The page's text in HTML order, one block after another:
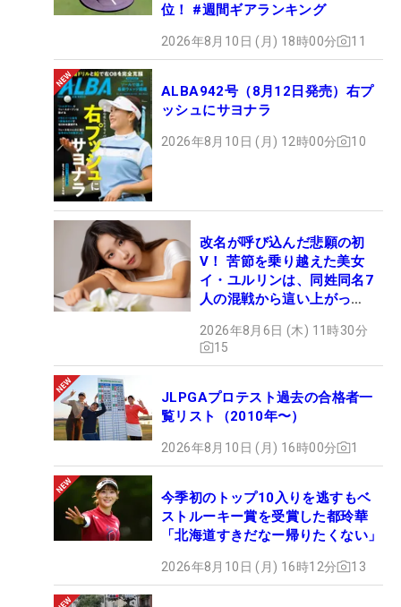
位！ #週間ギアランキング
2026年8月10日 (月) 18時00分 11
ALBA942号（8月12日発売）右プ
ッシュにサヨナラ
2026年8月10日 (月) 12時00分 10
改名が呼び込んだ悲願の初
V！ 苦節を乗り越えた美女
イ・ユルリンは、同姓同名7
人の混戦から這い上がっ
2026年8月6日 (木) 11時30分
15
JLPGAプロテスト過去の合格者一
覧リスト（2010年〜）
2026年8月10日 (月) 16時00分 1
今季初のトップ10入りを逃すもベ
ストルーキー賞を受賞した都玲華
「北海道すきだなー帰りたくない」
2026年8月10日 (月) 16時12分 13